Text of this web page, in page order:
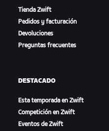
Tienda Zwift
Pedidos y facturación
Devoluciones
Preguntas frecuentes
DESTACADO
Esta temporada en Zwift
Competición en Zwift
Eventos de Zwift